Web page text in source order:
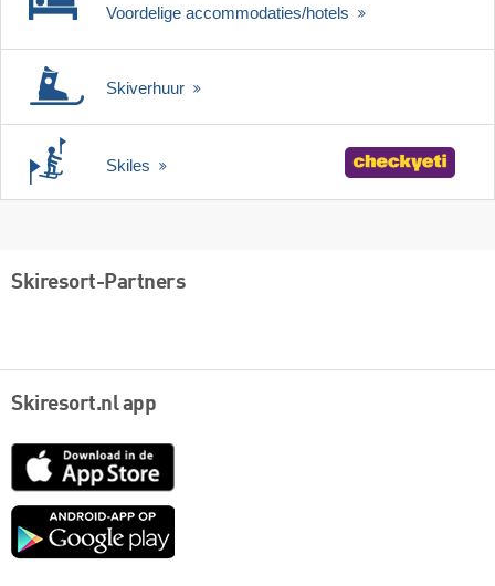
Voordelige accommodaties/hotels
Skiverhuur
Skiles
Skiresort-Partners
Skiresort.nl app
App
Google